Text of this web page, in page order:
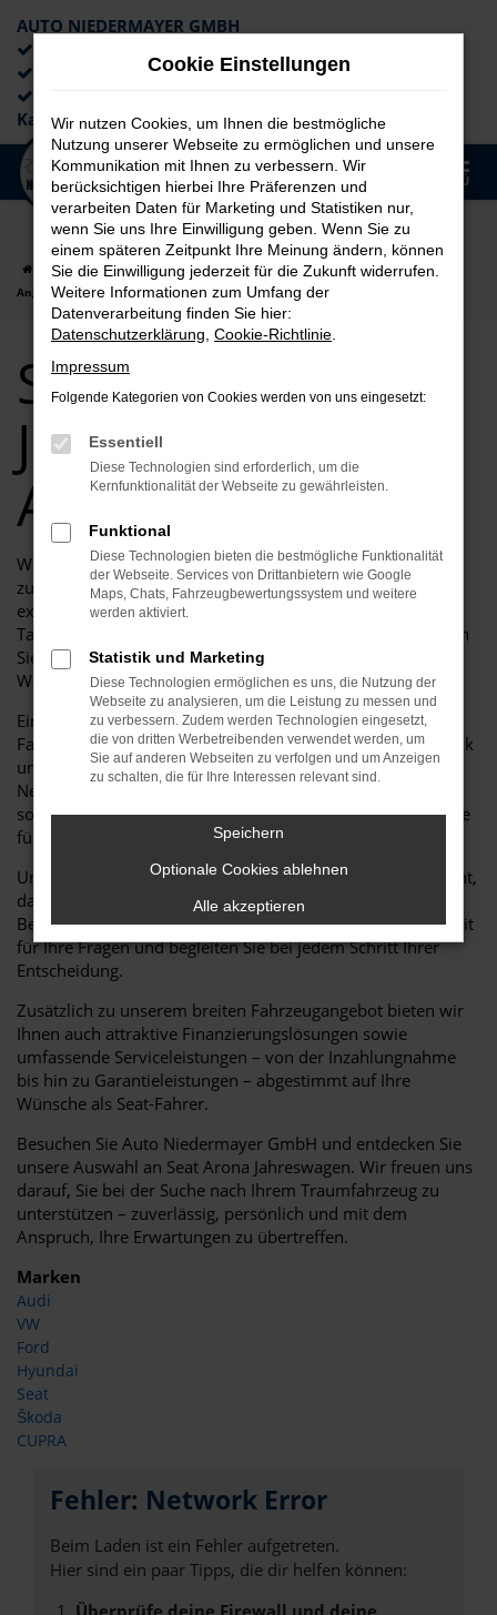
Zum
Hauptinhalt
springen
AUTO NIEDERMAYER GMBH
Lieferung an die Haustür
Kaufabwicklung
MENÜ
Startseite auto Seat Seat Arona
Seat Arona Jahreswagen
Angebote
Seat Arona
Jahreswagen
Angebote
Willkommen bei Auto Niedermayer GmbH, Ihrem
zuverlässigen Partner für hochwertige Fahrzeuge und
exzellenten Service.
Tauchen Sie ein in die Welt der Jahreswagen und entdecken
Sie, warum ein Seat Arona Jahreswagen bei uns die ideale
Wahl für Sie sein kann.
Ein Jahreswagen bietet Ihnen die Vorteile eines fast neuen
Fahrzeugs – mit geringem Kilometerstand, aktueller Technik
und einem attraktiven Preisvorteil gegenüber dem
Neuwagen. Bei Auto Niedermayer GmbH finden Sie eine
sorgfältig geprüfte Auswahl an Seat Arona Jahreswagen, die
für Qualität, Sicherheit und Fahrkomfort stehen.
Unser erfahrenes Team berät Sie persönlich und kompetent,
damit Sie genau das Fahrzeug finden, das zu Ihren
Bedürfnissen und Ihrem Budget passt. Wir nehmen uns Zeit
für Ihre Fragen und begleiten Sie bei jedem Schritt Ihrer
Entscheidung.
Zusätzlich zu unserem breiten Fahrzeugangebot bieten wir
Ihnen auch attraktive Finanzierungslösungen sowie
umfassende Serviceleistungen – von der Inzahlungnahme
bis hin zu Garantieleistungen – abgestimmt auf Ihre
Wünsche als Seat-Fahrer.
Besuchen Sie Auto Niedermayer GmbH und entdecken Sie
unsere Auswahl an Seat Arona Jahreswagen. Wir freuen uns
darauf, Sie bei der Suche nach Ihrem Traumfahrzeug zu
unterstützen – zuverlässig, persönlich und mit dem
Anspruch, Ihre Erwartungen zu übertreffen.
Marken
Audi
VW
Ford
Hyundai
Seat
Škoda
CUPRA
Fehler: Network Error
Beim Laden ist ein Fehler aufgetreten.
Hier sind ein paar Tipps, die dir helfen können:
Überprüfe deine Firewall und deine
Cookie Einstellungen
Wir nutzen Cookies, um Ihnen die bestmögliche
Nutzung unserer Webseite zu ermöglichen und unsere
Kommunikation mit Ihnen zu verbessern. Wir
berücksichtigen hierbei Ihre Präferenzen und
verarbeiten Daten für Marketing und Statistiken nur,
wenn Sie uns Ihre Einwilligung geben. Wenn Sie zu
einem späteren Zeitpunkt Ihre Meinung ändern, können
Sie die Einwilligung jederzeit für die Zukunft widerrufen.
Weitere Informationen zum Umfang der
Datenverarbeitung finden Sie hier:
Datenschutzerklärung Cookie-Richtlinie
Impressum
Folgende Kategorien von Cookies werden von uns eingesetzt:
Essentiell
Diese Technologien sind erforderlich, um die
Kernfunktionalität der Webseite zu gewährleisten.
Funktional
Diese Technologien bieten die bestmögliche Funktionalität
der Webseite. Services von Drittanbietern wie Google
Maps, Chats, Fahrzeugbewertungssystem und weitere
werden aktiviert.
Statistik und Marketing
Diese Technologien ermöglichen es uns, die Nutzung der
Webseite zu analysieren, um die Leistung zu messen und
zu verbessern. Zudem werden Technologien eingesetzt,
die von dritten Werbetreibenden verwendet werden, um
Sie auf anderen Webseiten zu verfolgen und um Anzeigen
zu schalten, die für Ihre Interessen relevant sind.
Speichern
Optionale Cookies ablehnen
Alle akzeptieren